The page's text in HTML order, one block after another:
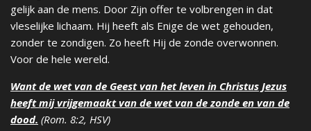
gelijk aan de mens. Door Zijn offer te volbrengen in dat
vleselijke lichaam. Hij heeft als Enige de wet gehouden,
zonder te zondigen. Zo heeft Hij de zonde overwonnen.
Voor de hele wereld.
Want de wet van de Geest van het leven in Christus Jezus
heeft mij vrijgemaakt van de wet van de zonde en van de
dood. (Rom. 8:2, HSV)